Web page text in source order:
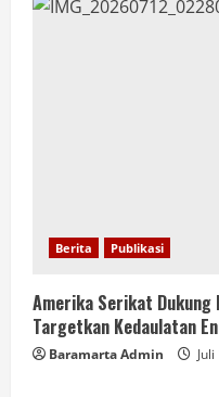
Berita Publikasi
Amerika Serikat
Targetkan Kedaulatan
Baramarta Admin